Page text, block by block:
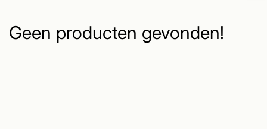
Geen producten gevonden!